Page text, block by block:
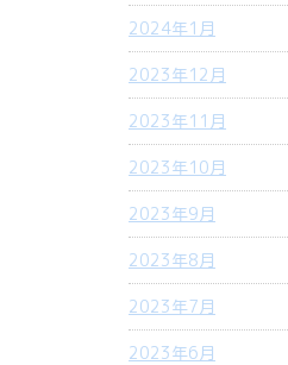
2024年1月
2023年12月
2023年11月
2023年10月
2023年9月
2023年8月
2023年7月
2023年6月